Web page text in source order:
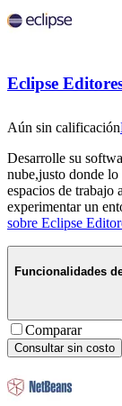
Eclipse
Aún sin calificación
Desarrolle su
nube,justo donde lo
espacios de trabajo
experimentar un
sobre Eclipse
Funcionalidades
Comparar
Consultar sin costo